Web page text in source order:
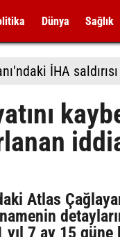
Dünya Sağlık
Atlas
7 ay 15 güne